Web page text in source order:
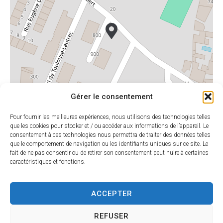
Gérer le consentement
Pour fournir les meilleures expériences, nous utilisons des technologies telles
que les cookies pour stocker et / ou accéder aux informations de l’appareil. Le
consentement à ces technologies nous permettra de traiter des données telles
que le comportement de navigation ou les identifiants uniques sur ce site. Le
fait de ne pas consentir ou de retirer son consentement peut nuire à certaines
caractéristiques et fonctions.
ACCEPTER
REFUSER
Leaflet|©OpenStreetMapcontributors
MAIRIE DE
SARLAT
D'OUVERTU